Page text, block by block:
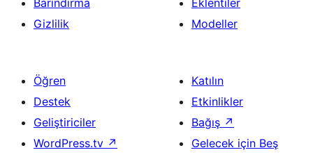
Barındırma
Gizlilik
Eklentiler
Modeller
Öğren
Destek
Geliştiriciler
WordPress.tv ↗
Katılın
Etkinlikler
Bağış ↗
Gelecek için Beş